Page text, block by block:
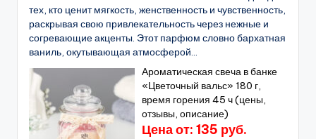
тех, кто ценит мягкость, женственность и чувственность,
раскрывая свою привлекательность через нежные и
согревающие акценты. Этот парфюм словно бархатная
ваниль, окутывающая атмосферой...
Ароматическая свеча в банке
«Цветочный вальс» 180 г,
время горения 45 ч (цены,
отзывы, описание)
Цена от: 135 руб.